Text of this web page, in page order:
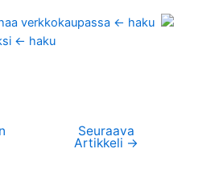
verkkokaupassa <- haku
<- haku
Seuraava
Artikkeli →